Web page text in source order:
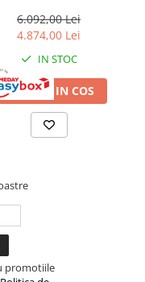
6.092,00 Lei
4.874,00 Lei
IN STOC
ADAUGA IN COS
promotiile